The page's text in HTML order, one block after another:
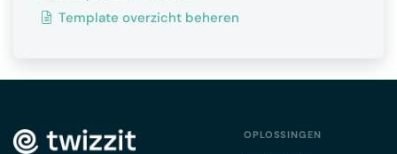
Template overzicht beheren
OPLOSSINGEN